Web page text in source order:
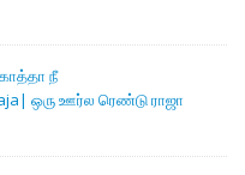
நீ
ஒரு ஊர்ல ரெண்டு ராஜா